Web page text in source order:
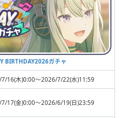
BIRTHDAY2026ガチャ
16(木)0:00〜2026/7/22(水)11:59
17(金)0:00〜2026/6/19(日)23:59